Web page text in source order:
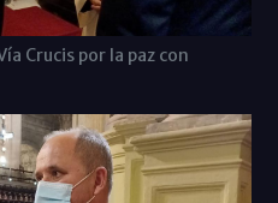
Crucis por la paz con